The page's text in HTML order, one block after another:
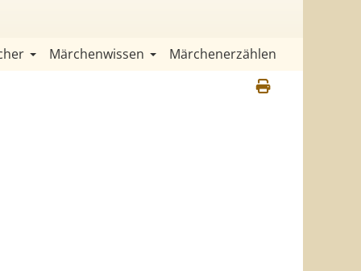
Märchenwissen Märchenerzählen